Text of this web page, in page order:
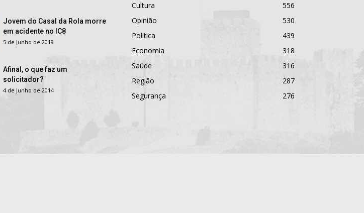
Jovem do Casal da Rola morre
em acidente no IC8
5 de Junho de 2019
Afinal, o que faz um
solicitador?
4 de Junho de 2014
Cultura
556
Opinião
530
Politica
439
Economia
318
Saúde
316
Região
287
Segurança
276